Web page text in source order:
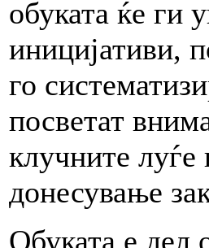
обуката ќе ги
иницијативи,
го
посветат
клучните
донесување
Обуката е дел